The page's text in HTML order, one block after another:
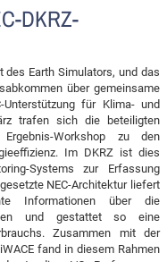
DKRZ-
des Earth Simulators, und das
über gemeinsame
für Klima- und
trafen sich die beteiligten
Workshop zu den
Im DKRZ ist dies
Systems zur Erfassung
NEC-Architektur liefert
Informationen über die
und gestattet so eine
Zusammen mit der
fand in diesem Rahmen